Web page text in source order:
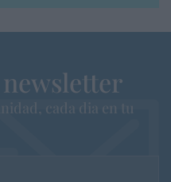
cada dia en tu